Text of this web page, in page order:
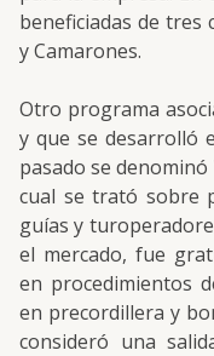
beneficiadas de tres
y Camarones.
Otro programa
y que se desarrolló
pasado se
cual se trató sobre
guías y
el mercado, fue
en procedimientos
en precordillera y
consideró una